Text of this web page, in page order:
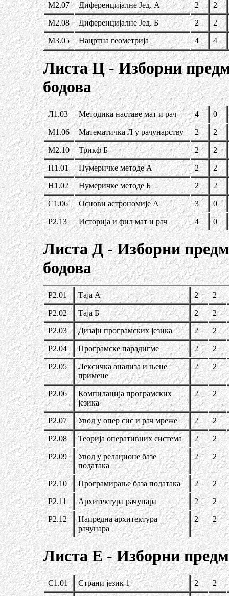
М2.07 Диференцијалне Јед. А 2 2
М2.08 Диференцијалне Јед. Б 2 2
М3.05 Нацртна геометрија 4 4
Листа Ц - Изборни
бодова
Л1.03 Методика наставе мат и рач 4 0
М1.06 Математичка Л у рачунарству 2 2
М2.10 Трикф Б 2 2
Н1.01 Нумеричке методе А 2 2
Н1.02 Нумеричке методе Б 2 2
С1.06 Основи астрономије А 3 0
Р2.13 Историја и фил мат и рач 4 0
Листа Д - Изборни
бодова
Р2.01 Таја А 2 2
Р2.02 Таја Б 2 2
Р2.03 Дизајн програмских језика 2 2
Р2.04 Програмске парадигме 2 2
Р2.05
Лексичка анализа и њене
примене
2 2
Р2.06
Компилација програмских
језика
2 2
Р2.07 Увод у опер сис и рач мреже 2 2
Р2.08 Теорија оперативних система 2 2
Р2.09
Увод у релационе базе
података
2 2
Р2.10 Програмирање база података 2 2
Р2.11 Архитектура рачунара 2 2
Р2.12
Напредна архитектура
рачунара
2 2
Листа Е - Изборни
С1.01 Страни језик 1 2 2